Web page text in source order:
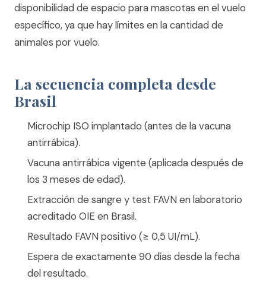
disponibilidad de espacio para mascotas en el vuelo
específico, ya que hay límites en la cantidad de
animales por vuelo.
La secuencia completa desde
Brasil
Microchip ISO implantado (antes de la vacuna
antirrábica).
Vacuna antirrábica vigente (aplicada después de
los 3 meses de edad).
Extracción de sangre y test FAVN en laboratorio
acreditado OIE en Brasil.
Resultado FAVN positivo (≥ 0,5 UI/mL).
Espera de exactamente 90 días desde la fecha
del resultado.